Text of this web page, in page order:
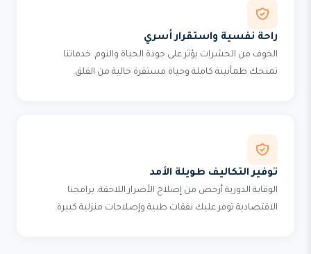
راحة نفسية واستقرار أسري
الخوف من الحشرات يؤثر على جودة الحياة والنوم. خدماتنا
تمنحك طمأنينة كاملة وحياة مستقرة خالية من القلق.
توفير التكاليف طويلة الأمد
الوقاية الدورية أرخص من إصلاح الأضرار اللاحقة. برامجنا
الاقتصادية توفر عليك نفقات طبية وإصلاحات منزلية كبيرة.